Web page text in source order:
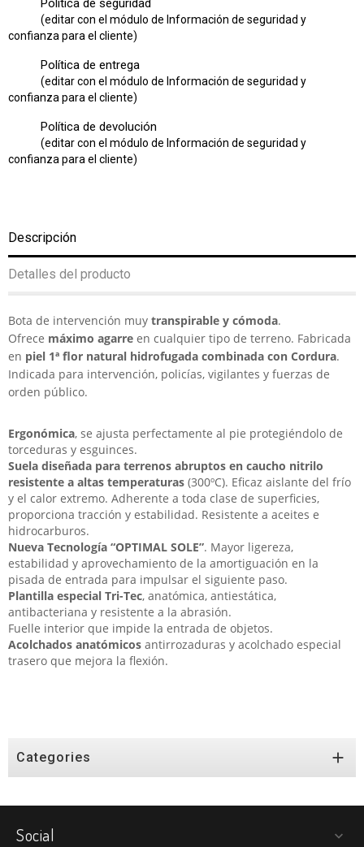
Política de seguridad
(editar con el módulo de Información de seguridad y
confianza para el cliente)
Política de entrega
(editar con el módulo de Información de seguridad y
confianza para el cliente)
Política de devolución
(editar con el módulo de Información de seguridad y
confianza para el cliente)
Descripción
Detalles del producto
Bota de intervención muy transpirable y cómoda.
Ofrece máximo agarre en cualquier tipo de terreno. Fabricada
en piel 1ª flor natural hidrofugada combinada con Cordura.
Indicada para intervención, policías, vigilantes y fuerzas de
orden público.
Ergonómica, se ajusta perfectamente al pie protegiéndolo de
torceduras y esguinces.
Suela diseñada para terrenos abruptos en caucho nitrilo
resistente a altas temperaturas (300ºC). Eficaz aislante del frío
y el calor extremo. Adherente a toda clase de superficies,
proporciona tracción y estabilidad. Resistente a aceites e
hidrocarburos.
Nueva Tecnología “OPTIMAL SOLE”. Mayor ligereza,
estabilidad y aprovechamiento de la amortiguación en la
pisada de entrada para impulsar el siguiente paso.
Plantilla especial Tri-Tec, anatómica, antiestática,
antibacteriana y resistente a la abrasión.
Fuelle interior que impide la entrada de objetos.
Acolchados anatómicos antirrozaduras y acolchado especial
trasero que mejora la flexión.
Categories 
Social 